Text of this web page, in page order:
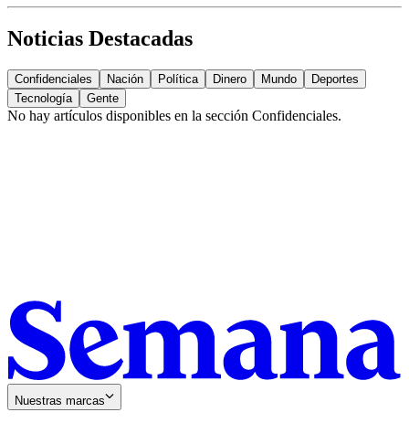
Noticias Destacadas
Confidenciales Nación Política Dinero Mundo
Deportes
Tecnología
Gente
No hay artículos disponibles en la sección Confidenciales.
Nuestras marcas